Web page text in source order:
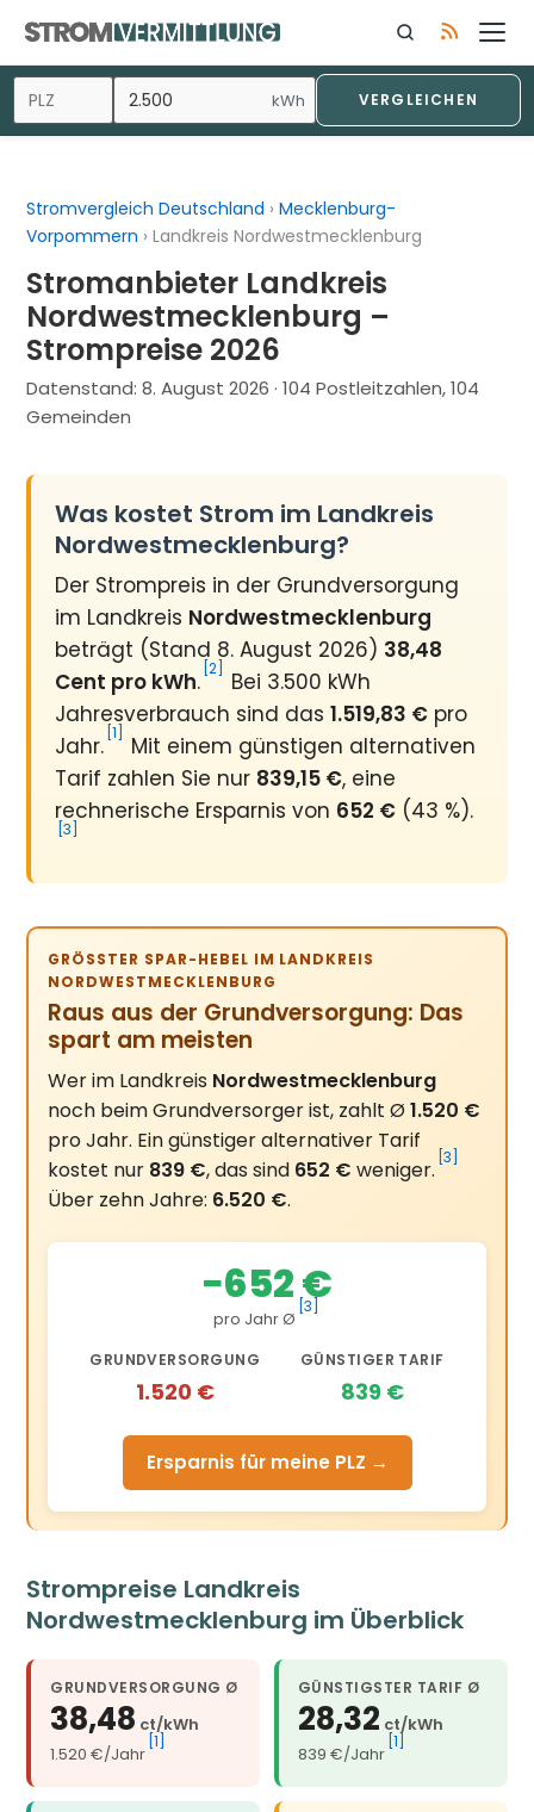
Inhalt
springen
kWh VERGLEICHEN
Stromvergleich Deutschland ›Mecklenburg-
Vorpommern ›Landkreis Nordwestmecklenburg
Stromanbieter Landkreis
Nordwestmecklenburg –
Strompreise 2026
Datenstand:8. August 2026 · 104 Postleitzahlen, 104
Gemeinden
Was kostet Strom im Landkreis
Nordwestmecklenburg?
Der Strompreis in der Grundversorgung
im Landkreis Nordwestmecklenburg
beträgt (Stand 8. August 2026) 38,48
Cent pro kWh. [2]
Bei 3.500 kWh
Jahresverbrauch sind das1.519,83 € pro
Jahr. [1]
Mit einem günstigen alternativen
Tarif zahlen Sie nur 839,15 €, eine
rechnerische Ersparnis von 652 € (43 %).
[3]
GRÖSSTER SPAR-HEBEL IM LANDKREIS N
ORDWESTMECKLENBURG
Raus aus der Grundversorgung: Das
spart am meisten
Wer im Landkreis Nordwestmecklenburg
noch beim Grundversorger ist, zahlt Ø1.520 €
pro Jahr. Ein günstiger alternativer Tarif
kostet nur 839 €, das sind 652 € weniger. [3]
Über zehn Jahre: 6.520 €.
−652 €
pro Jahr Ø
[3]
GRUNDVERSORGUNG
1.520 €
GÜNSTIGER TARIF
839 €
Ersparnis für meine PLZ →
Strompreise Landkreis
Nordwestmecklenburg im Überblick
GRUNDVERSORGUNG Ø
38,48 ct/kWh
1.520 €/Jahr
[1]
GÜNSTIGSTER TARIF Ø
28,32 ct/kWh
839 €/Jahr
[1]